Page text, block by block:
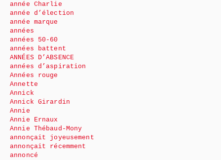
année Charlie
année d’élection
année marque
années
années 50-60
années battent
ANNÉES D’ABSENCE
années d’aspiration
Années rouge
Annette
Annick
Annick Girardin
Annie
Annie Ernaux
Annie Thébaud-Mony
annonçait joyeusement
annonçait récemment
annoncé